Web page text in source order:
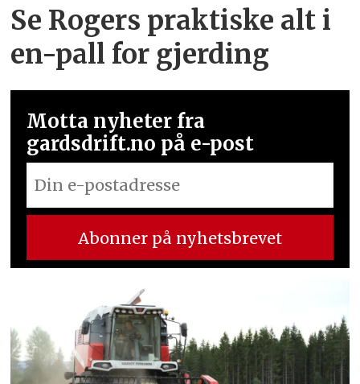
Se Rogers praktiske alt i
en-pall for gjerding
Motta nyheter fra
gardsdrift.no på e-post